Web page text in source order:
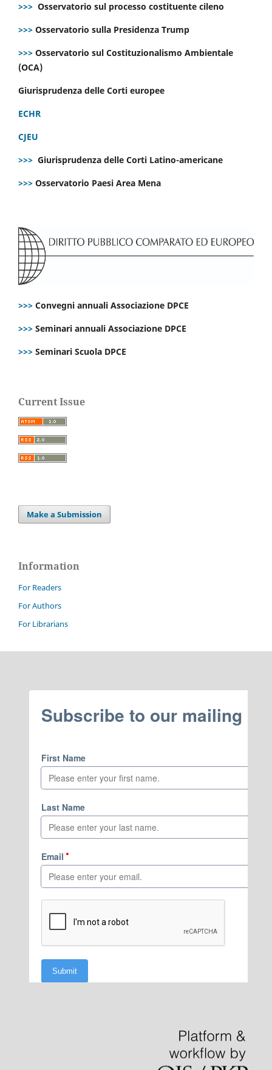
>>> Osservatorio sul processo costituente cileno
>>> Osservatorio sulla Presidenza Trump
>>> Osservatorio sul Costituzionalismo Ambientale
(OCA)
Giurisprudenza delle Corti europee
ECHR
CJEU
>>> Giurisprudenza delle Corti Latino-americane
>>> Osservatorio Paesi Area Mena
>>> Convegni annuali Associazione DPCE
>>> Seminari annuali Associazione DPCE
>>> Seminari Scuola DPCE
Current Issue
Make a Submission
Information
For Readers
For Authors
For Librarians